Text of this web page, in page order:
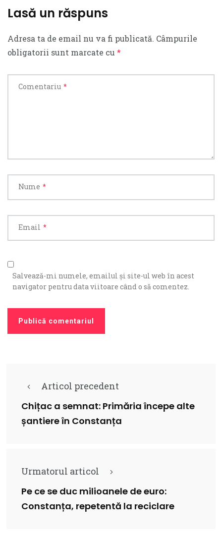
Lasă un răspuns
Adresa ta de email nu va fi publicată. Câmpurile
obligatorii sunt marcate cu *
Comentariu *
Nume *
Email *
Salvează-mi numele, emailul și site-ul web în acest
navigator pentru data viitoare când o să comentez.
Articol precedent
Chițac a semnat: Primăria începe alte
șantiere în Constanța
Urmatorul articol
Pe ce se duc milioanele de euro:
Constanța, repetentă la reciclare